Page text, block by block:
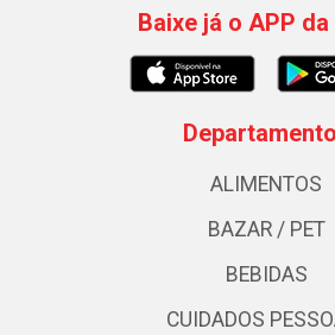
Baixe já o APP
ALIMENTOS
BAZAR / PET
BEBIDAS
CUIDADOS